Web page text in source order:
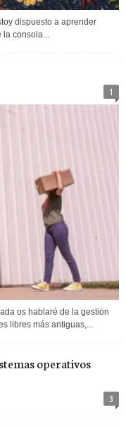
dispuesto a aprender
consola...
1
os hablaré de la gestión
libres más antiguas,...
operativos
3